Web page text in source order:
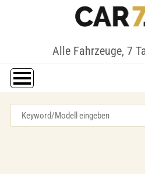
Alle Fahrzeuge, 7